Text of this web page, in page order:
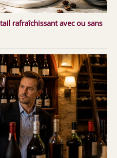
rafraîchissant avec ou sans